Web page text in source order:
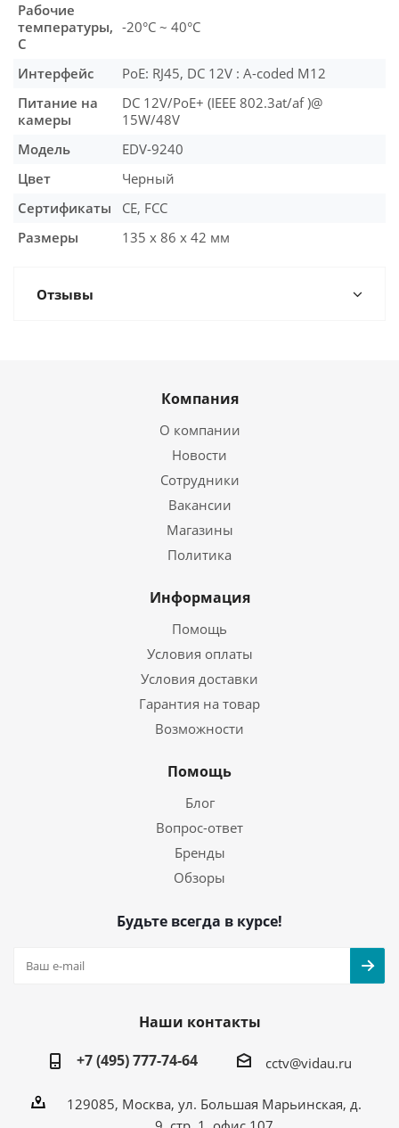
Рабочие
температуры,
С
-20°C ~ 40°C
Интерфейс
PoE: RJ45, DC 12V : A-coded M12
Питание на
камеры
DC 12V/PoE+ (IEEE 802.3at/af )@
15W/48V
Модель
EDV-9240
Цвет
Черный
Сертификаты
CE, FCC
Размеры
135 x 86 x 42 мм
Отзывы
Компания
О компании
Новости
Сотрудники
Вакансии
Магазины
Политика
Информация
Помощь
Условия оплаты
Условия доставки
Гарантия на товар
Возможности
Помощь
Блог
Вопрос-ответ
Бренды
Обзоры
Будьте всегда в курсе!
Наши контакты
+7 (495) 777-74-64
cctv@vidau.ru
129085, Москва, ул. Большая Марьинская, д.